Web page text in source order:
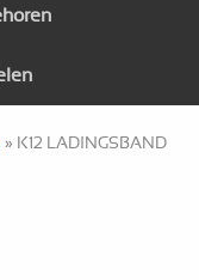
» K12 LADINGSBAND